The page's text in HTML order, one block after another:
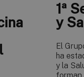
1ª
y
El
ha
y la